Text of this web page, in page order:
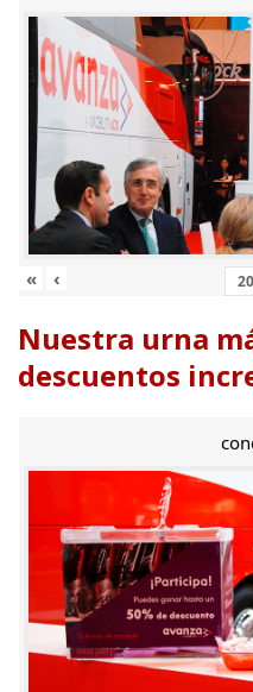
« ‹
Nuestra urna
descuentos